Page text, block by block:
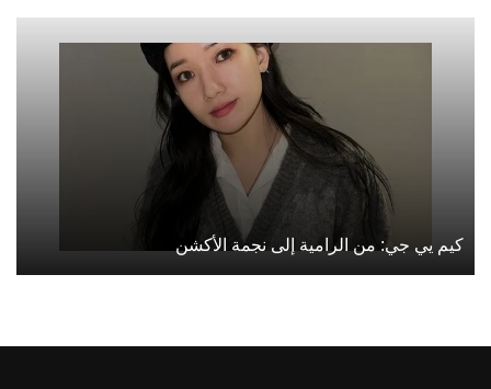
كيم يي جي: من الرامية إلى نجمة الأكشن